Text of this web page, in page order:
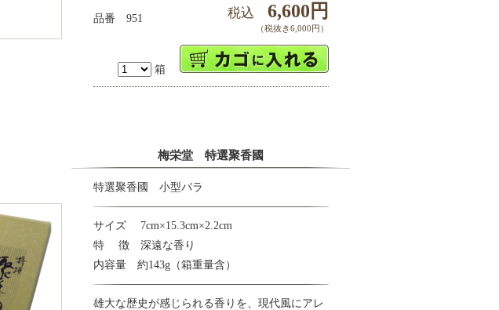
品番 951 税込 6,600円
（税抜き6,000円）
箱
梅栄堂 特選聚香國
特選聚香國 小型バラ
サイズ 7cm×15.3cm×2.2cm
特 徴 深遠な香り
内容量 約143g（箱重量含）
雄大な歴史が感じられる香りを、現代風にアレ